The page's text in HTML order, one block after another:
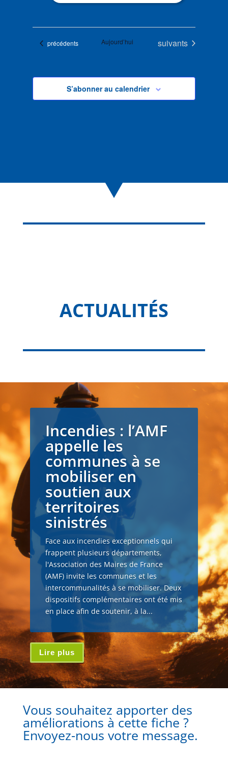
Évènements
précédents Aujourd’hui Évènements
suivants
S’abonner au calendrier
ACTUALITÉS
Incendies : l’AMF
appelle les
communes à se
mobiliser en
soutien aux
territoires
sinistrés
Face aux incendies exceptionnels qui
frappent plusieurs départements,
l'Association des Maires de France
(AMF) invite les communes et les
intercommunalités à se mobiliser. Deux
dispositifs complémentaires ont été mis
en place afin de soutenir, à la...
Lire plus
Vous souhaitez apporter des
améliorations à cette fiche ?
Envoyez-nous votre message.